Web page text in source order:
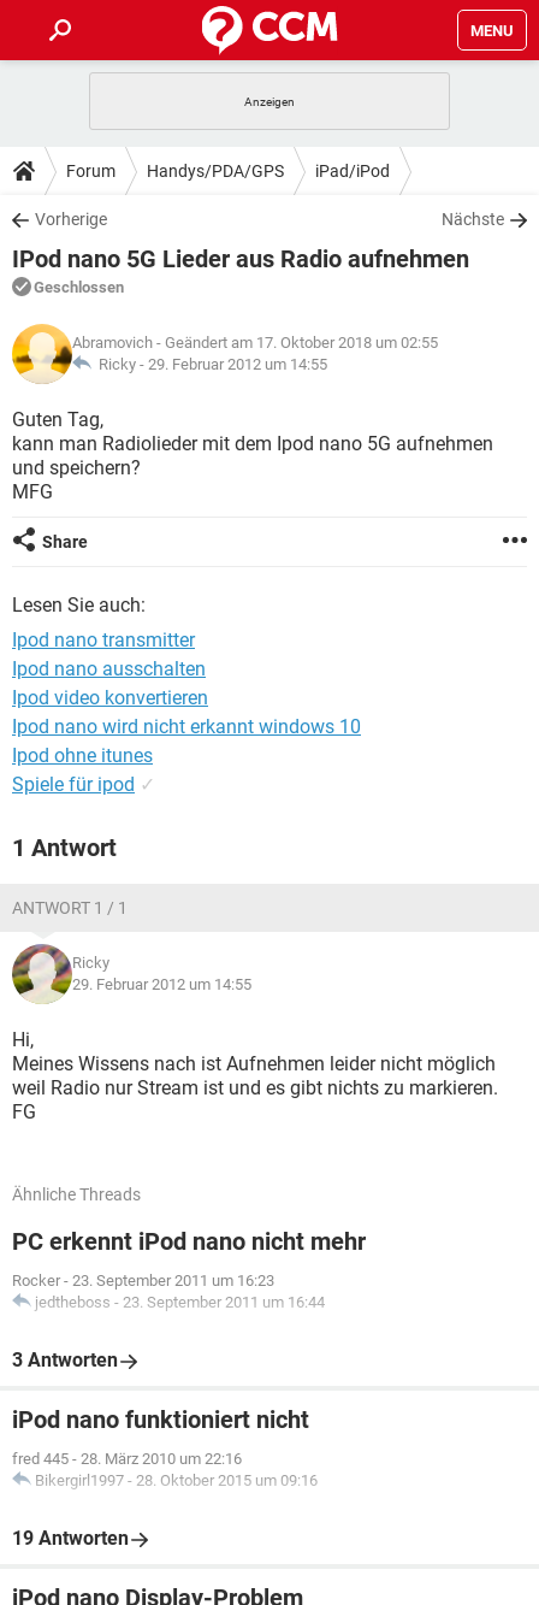
MENU
ANDROID IOS
WINDOWS 10
WHATSAPP TIKTOK
FACEBOOK
TIPPS & TRICKS
SPIELE STREAMING
WINDOWS 10
WHATSAPP
FACEBOOK HARDWARE
DOWNLOADS
SPIELE STREAMING
ANDROID
WINDOWS 10 INSTAGRAM
WHATSAPP
FACEBOOK
FORUM
SPIELE
ANDROID IOS
WHATSAPP TIKTOK
FACEBOOK
LEXIKON
SPIELE
ANDROID
WINDOWS 10
FACEBOOK
Forum Handys/PDA/GPS iPad/iPod
Vorherige Nächste
IPod nano 5G Lieder aus Radio aufnehmen
Geschlossen
Abramovich - Geändert am 17. Oktober 2018 um 02:55
Ricky - 29. Februar 2012 um 14:55
Guten Tag,
kann man Radiolieder mit dem Ipod nano 5G aufnehmen
und speichern?
MFG
Share
Lesen Sie auch:
Ipod nano transmitter
Ipod nano ausschalten
Ipod video konvertieren
Ipod nano wird nicht erkannt windows 10
Ipod ohne itunes
Spiele für ipod ✓
1 Antwort
ANTWORT 1 / 1
Ricky
29. Februar 2012 um 14:55
Hi,
Meines Wissens nach ist Aufnehmen leider nicht möglich
weil Radio nur Stream ist und es gibt nichts zu markieren.
FG
Ähnliche Threads
PC erkennt iPod nano nicht mehr
Rocker - 23. September 2011 um 16:23
jedtheboss - 23. September 2011 um 16:44
3 Antworten
iPod nano funktioniert nicht
fred 445 - 28. März 2010 um 22:16
Bikergirl1997 - 28. Oktober 2015 um 09:16
19 Antworten
iPod nano Display-Problem